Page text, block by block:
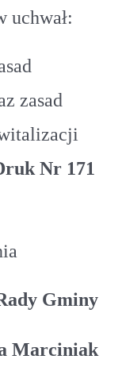
uchwał:
zasad
Nr 171
Gminy
Marciniak